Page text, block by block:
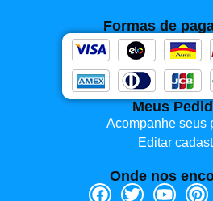
Formas de
Meus
Acompanhe seus
Editar
Onde nos